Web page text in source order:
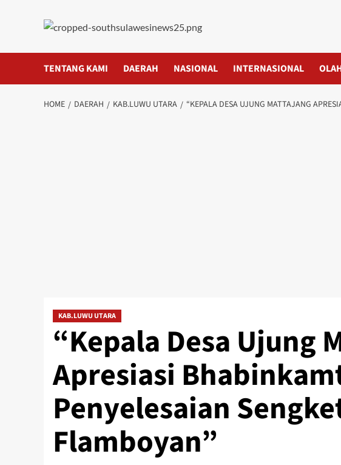
TENTANG KAMI DAERAH NASIONAL INTERNASIONAL
HOME DAERAH KAB.LUWU UTARA “KEPALA DESA UJUNG MATTAJANG
KAB.LUWU UTARA
“Kepala Desa Ujung
Apresiasi
Penyelesaian
Flamboyan”